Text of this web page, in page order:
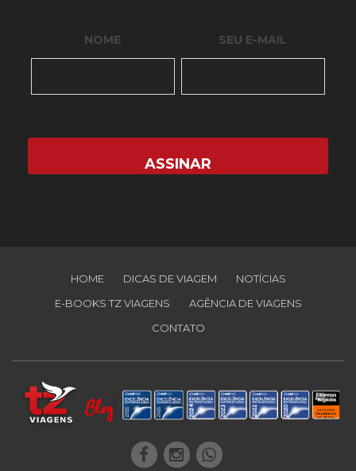
NOME SEU E-MAIL
HOME DICAS DE VIAGEM
NOTÍCIAS
E-BOOKS TZ VIAGENS
AGÊNCIA DE VIAGENS
CONTATO